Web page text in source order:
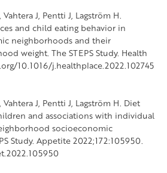
J, Pentti J, Lagström H.
and child eating behavior in
neighborhoods and their
weight. The STEPS Study. Health
10.1016/j.healthplace.2022.102745
J, Pentti J, Lagström H. Diet
and associations with individual
socioeconomic
Study. Appetite 2022;172:105950.